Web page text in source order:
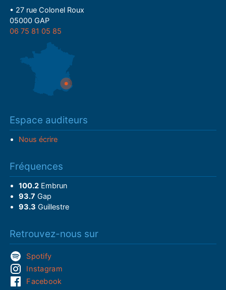
• 27 rue Colonel Roux
05000 GAP
06 75 81 05 85
Espace auditeurs
Nous écrire
Fréquences
100.2Embrun
93.7 Gap
93.3 Guillestre
Retrouvez-nous sur
Spotify
Instagram
Facebook